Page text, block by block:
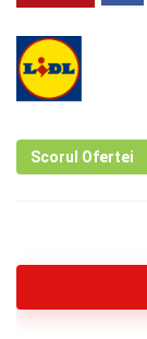
Scorul Ofertei